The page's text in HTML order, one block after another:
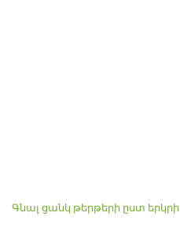
Գնալ ցանկ թերթերի ըստ երկրի